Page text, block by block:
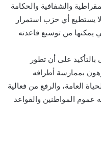
والشفافية والحكامة
يستطيع أي حزب استمرار
يمكنها من توسيع قاعدته
على أن تطور
بممارسة أطرافه
العامة، والرفع من فعالية
عموم المواطنين والقواعد